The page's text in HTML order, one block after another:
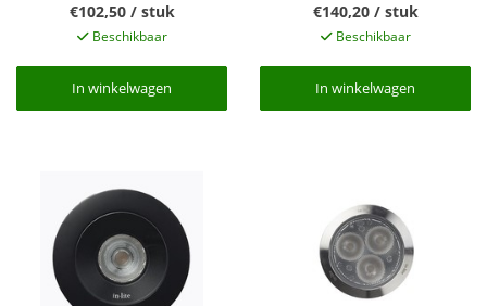
€102,50 / stuk
Beschikbaar
In winkelwagen
In winkelwagen
€140,20 / stuk
Beschikbaar
In winkelwagen
In winkelwagen